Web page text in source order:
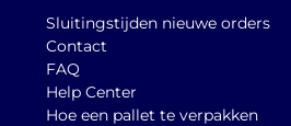
Sluitingstijden nieuwe orders
Contact
FAQ
Help Center
Hoe een pallet te verpakken